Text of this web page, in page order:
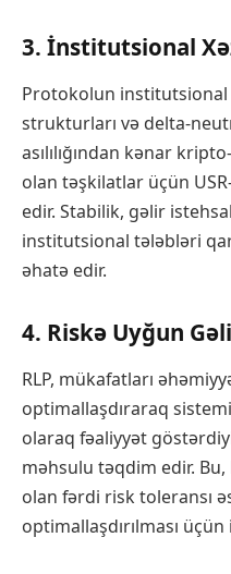
3. İnstitutsional
Protokolun institutsional
strukturları və delta-
asılılığından kənar
olan təşkilatlar üçün
edir. Stabilik, gəlir
institutsional tələbləri
əhatə edir.
4. Riskə Uyğun
RLP, mükafatları
optimallaşdıraraq
olaraq fəaliyyət
məhsulu təqdim edir. Bu,
olan fərdi risk toleransı
optimallaşdırılması